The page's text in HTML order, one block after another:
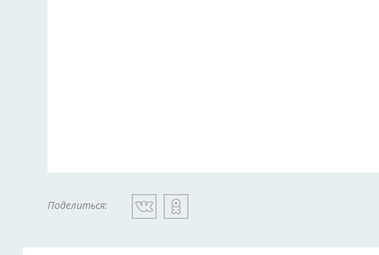
Поделиться: